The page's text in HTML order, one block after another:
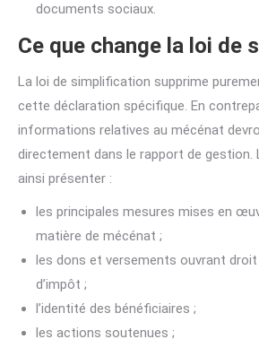
documents sociaux.
Ce que change la loi de
La loi de simplification supprime
cette déclaration spécifique. En
informations relatives au mécénat
directement dans le rapport de gestion.
ainsi présenter :
les principales mesures mises en
matière de mécénat ;
les dons et versements ouvrant
d’impôt ;
l’identité des bénéficiaires ;
les actions soutenues ;